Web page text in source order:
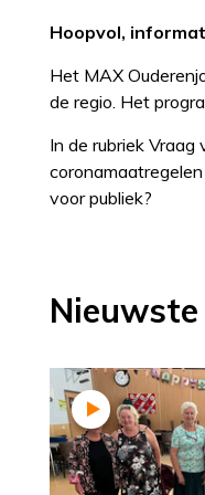
Hoopvol,
Het MAX
de regio. Het
In de rubriek
voor publiek?